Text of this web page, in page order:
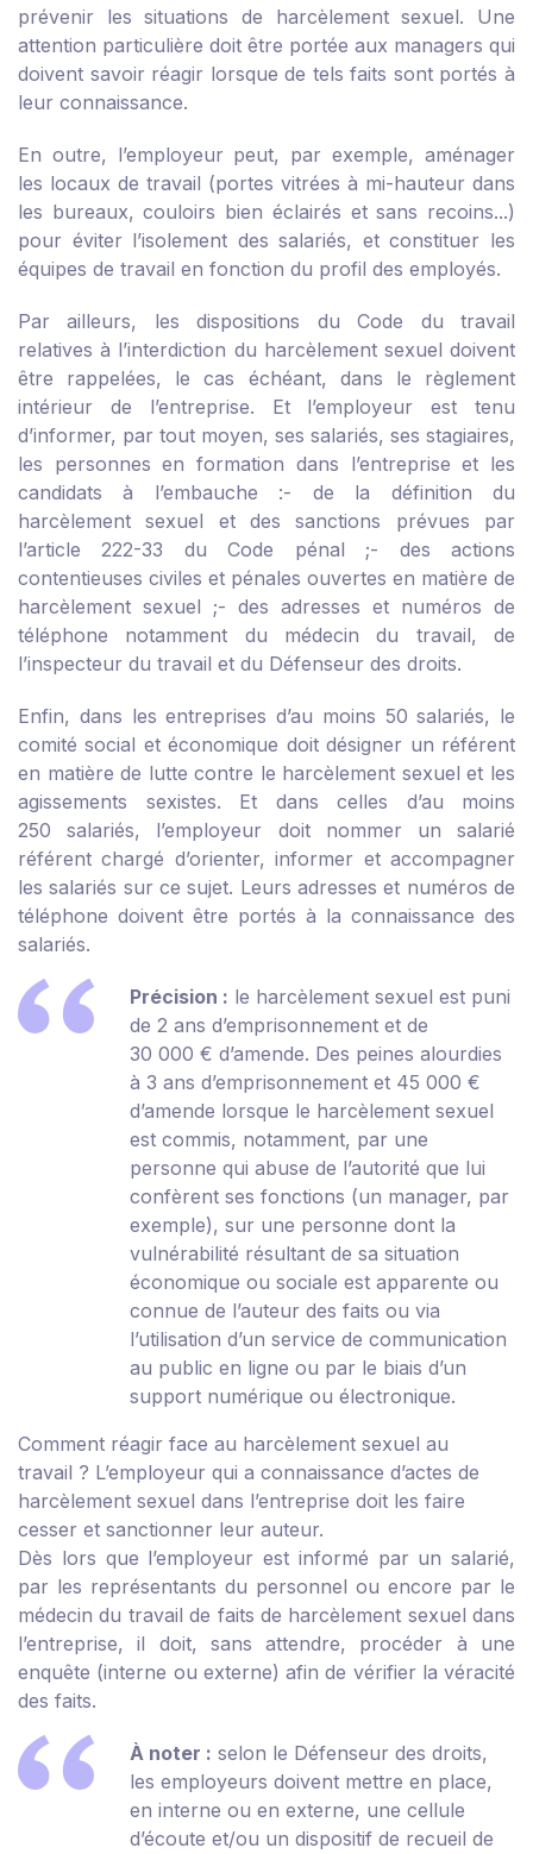
prévenir les situations de harcèlement sexuel. Une
attention particulière doit être portée aux managers qui
doivent savoir réagir lorsque de tels faits sont portés à
leur connaissance.
En outre, l’employeur peut, par exemple, aménager
les locaux de travail (portes vitrées à mi-hauteur dans
les bureaux, couloirs bien éclairés et sans recoins...)
pour éviter l’isolement des salariés, et constituer les
équipes de travail en fonction du profil des employés.
Par ailleurs, les dispositions du Code du travail
relatives à l’interdiction du harcèlement sexuel doivent
être rappelées, le cas échéant, dans le règlement
intérieur de l’entreprise. Et l’employeur est tenu
d’informer, par tout moyen, ses salariés, ses stagiaires,
les personnes en formation dans l’entreprise et les
candidats à l’embauche :- de la définition du
harcèlement sexuel et des sanctions prévues par
l’article 222-33 du Code pénal ;- des actions
contentieuses civiles et pénales ouvertes en matière de
harcèlement sexuel ;- des adresses et numéros de
téléphone notamment du médecin du travail, de
l’inspecteur du travail et du Défenseur des droits.
Enfin, dans les entreprises d’au moins 50 salariés, le
comité social et économique doit désigner un référent
en matière de lutte contre le harcèlement sexuel et les
agissements sexistes. Et dans celles d’au moins
250 salariés, l’employeur doit nommer un salarié
référent chargé d’orienter, informer et accompagner
les salariés sur ce sujet. Leurs adresses et numéros de
téléphone doivent être portés à la connaissance des
salariés.
Précision : le harcèlement sexuel est puni
de 2 ans d’emprisonnement et de
30 000 € d’amende. Des peines alourdies
à 3 ans d’emprisonnement et 45 000 €
d’amende lorsque le harcèlement sexuel
est commis, notamment, par une
personne qui abuse de l’autorité que lui
confèrent ses fonctions (un manager, par
exemple), sur une personne dont la
vulnérabilité résultant de sa situation
économique ou sociale est apparente ou
connue de l’auteur des faits ou via
l’utilisation d’un service de communication
au public en ligne ou par le biais d’un
support numérique ou électronique.
Comment réagir face au harcèlement sexuel au
travail ? L’employeur qui a connaissance d’actes de
harcèlement sexuel dans l’entreprise doit les faire
cesser et sanctionner leur auteur.
Dès lors que l’employeur est informé par un salarié,
par les représentants du personnel ou encore par le
médecin du travail de faits de harcèlement sexuel dans
l’entreprise, il doit, sans attendre, procéder à une
enquête (interne ou externe) afin de vérifier la véracité
des faits.
À noter : selon le Défenseur des droits,
les employeurs doivent mettre en place,
en interne ou en externe, une cellule
d’écoute et/ou un dispositif de recueil de